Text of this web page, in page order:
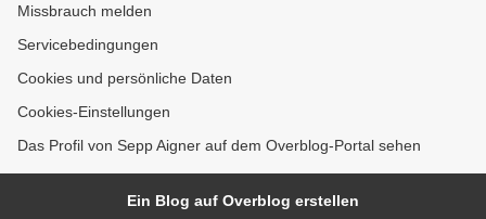
Missbrauch melden
Servicebedingungen
Cookies und persönliche Daten
Cookies-Einstellungen
Das Profil von Sepp Aigner auf dem Overblog-Portal sehen
Ein Blog auf Overblog erstellen